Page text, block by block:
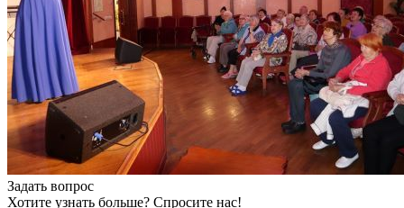
Задать вопрос
Хотите узнать больше? Спросите нас!